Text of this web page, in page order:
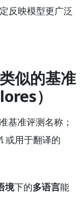
反映模型更广泛
似的基准
）
基准评测名称；
或用于翻译的
境下的多语言能